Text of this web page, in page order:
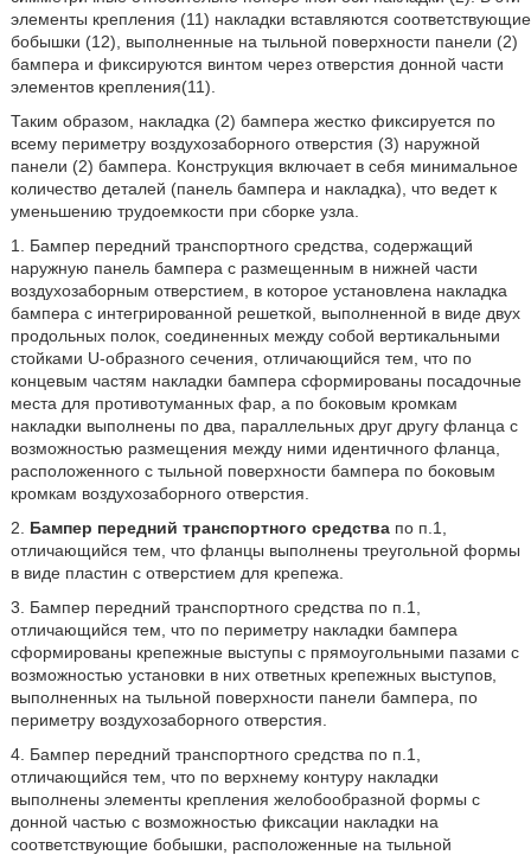
элементы крепления (11) накладки вставляются соответствующие
бобышки (12), выполненные на тыльной поверхности панели (2)
бампера и фиксируются винтом через отверстия донной части
элементов крепления(11).
Таким образом, накладка (2) бампера жестко фиксируется по
всему периметру воздухозаборного отверстия (3) наружной
панели (2) бампера. Конструкция включает в себя минимальное
количество деталей (панель бампера и накладка), что ведет к
уменьшению трудоемкости при сборке узла.
1. Бампер передний транспортного средства, содержащий
наружную панель бампера с размещенным в нижней части
воздухозаборным отверстием, в которое установлена накладка
бампера с интегрированной решеткой, выполненной в виде двух
продольных полок, соединенных между собой вертикальными
стойками U-образного сечения, отличающийся тем, что по
концевым частям накладки бампера сформированы посадочные
места для противотуманных фар, а по боковым кромкам
накладки выполнены по два, параллельных друг другу фланца с
возможностью размещения между ними идентичного фланца,
расположенного с тыльной поверхности бампера по боковым
кромкам воздухозаборного отверстия.
2. Бампер передний транспортного средствапо п.1,
отличающийся тем, что фланцы выполнены треугольной формы
в виде пластин с отверстием для крепежа.
3. Бампер передний транспортного средства по п.1,
отличающийся тем, что по периметру накладки бампера
сформированы крепежные выступы с прямоугольными пазами с
возможностью установки в них ответных крепежных выступов,
выполненных на тыльной поверхности панели бампера, по
периметру воздухозаборного отверстия.
4. Бампер передний транспортного средства по п.1,
отличающийся тем, что по верхнему контуру накладки
выполнены элементы крепления желобообразной формы с
донной частью с возможностью фиксации накладки на
соответствующие бобышки, расположенные на тыльной